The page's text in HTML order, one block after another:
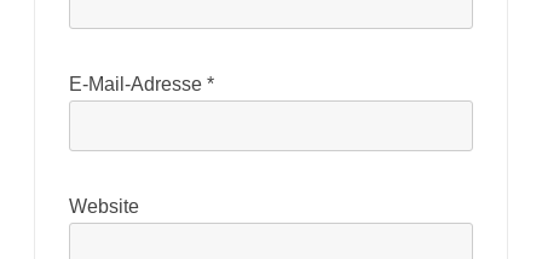
E-Mail-Adresse *
Website